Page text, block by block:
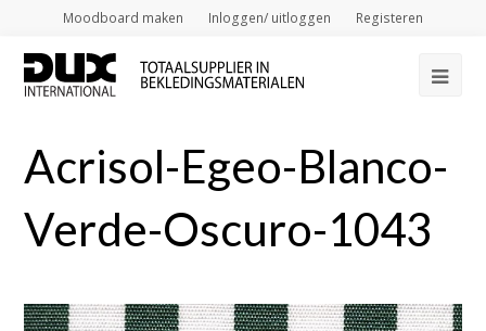
Moodboard maken Inloggen/ uitloggen Registeren
Acrisol-Egeo-Blanco-
Verde-Oscuro-1043